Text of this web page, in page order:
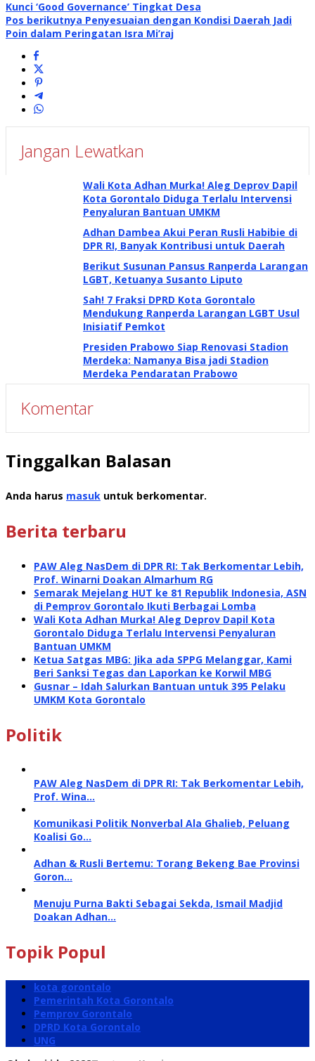
Kunci ‘Good Governance’ Tingkat Desa
Pos berikutnya Penyesuaian dengan Kondisi Daerah Jadi
Poin dalam Peringatan Isra Mi’raj
Jangan Lewatkan
Wali Kota Adhan Murka! Aleg Deprov Dapil
Kota Gorontalo Diduga Terlalu Intervensi
Penyaluran Bantuan UMKM
Adhan Dambea Akui Peran Rusli Habibie di
DPR RI, Banyak Kontribusi untuk Daerah
Berikut Susunan Pansus Ranperda Larangan
LGBT, Ketuanya Susanto Liputo
Sah! 7 Fraksi DPRD Kota Gorontalo
Mendukung Ranperda Larangan LGBT Usul
Inisiatif Pemkot
Presiden Prabowo Siap Renovasi Stadion
Merdeka: Namanya Bisa jadi Stadion
Merdeka Pendaratan Prabowo
Komentar
Tinggalkan Balasan
Anda harus masuk untuk berkomentar.
Berita terbaru
PAW Aleg NasDem di DPR RI: Tak Berkomentar Lebih,
Prof. Winarni Doakan Almarhum RG
Semarak Mejelang HUT ke 81 Republik Indonesia, ASN
di Pemprov Gorontalo Ikuti Berbagai Lomba
Wali Kota Adhan Murka! Aleg Deprov Dapil Kota
Gorontalo Diduga Terlalu Intervensi Penyaluran
Bantuan UMKM
Ketua Satgas MBG: Jika ada SPPG Melanggar, Kami
Beri Sanksi Tegas dan Laporkan ke Korwil MBG
Gusnar – Idah Salurkan Bantuan untuk 395 Pelaku
UMKM Kota Gorontalo
Politik
PAW Aleg NasDem di DPR RI: Tak Berkomentar Lebih,
Prof. Wina…
Komunikasi Politik Nonverbal Ala Ghalieb, Peluang
Koalisi Go…
Adhan & Rusli Bertemu: Torang Bekeng Bae Provinsi
Goron…
Menuju Purna Bakti Sebagai Sekda, Ismail Madjid
Doakan Adhan…
Topik Popul
kota gorontalo
Pemerintah Kota Gorontalo
Pemprov Gorontalo
DPRD Kota Gorontalo
UNG